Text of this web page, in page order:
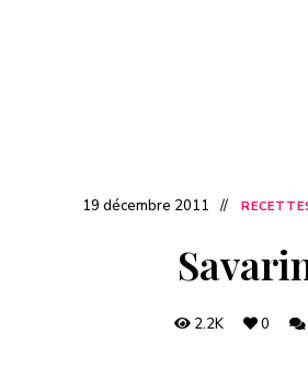
19 décembre 2011
2.2K 0